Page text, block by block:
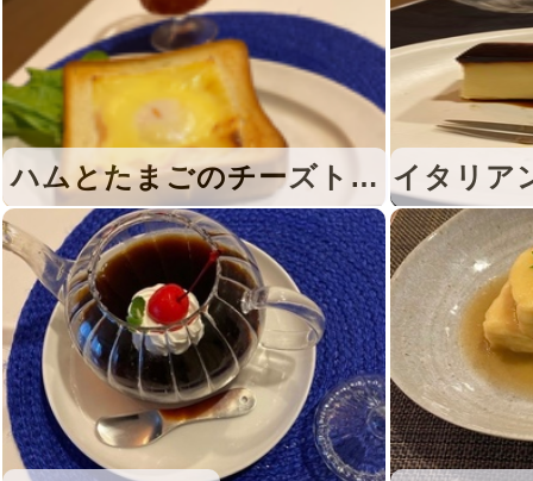
ハムとたまごのチーズトー
スト
イタリア